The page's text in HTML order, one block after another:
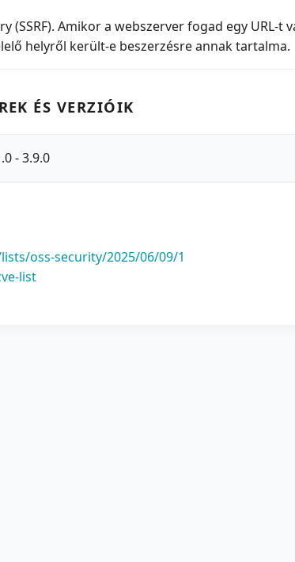
(SSRF). Amikor a webszerver fogad egy URL-
helyről került-e beszerzésre annak tartalma.
ÉS VERZIÓIK
- 3.9.0
oss-security/2025/06/09/1
list